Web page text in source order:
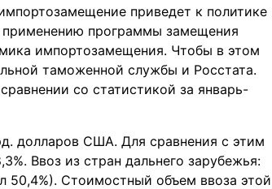
приведет к политике
программы замещения
импортозамещения. Чтобы в этом
таможенной службы и Росстата.
со статистикой за январь-
долларов США. Для сравнения с этим
Ввоз из стран дальнего зарубежья:
50,4%). Стоимостный объем ввоза этой